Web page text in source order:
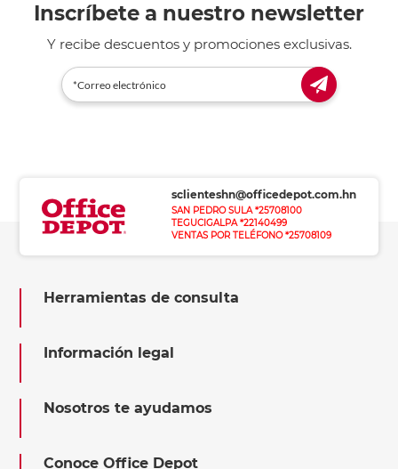
Inscríbete a nuestro newsletter
Y recibe descuentos y promociones exclusivas.
sclienteshn@officedepot.com.hn
SAN PEDRO SULA *25708100
TEGUCIGALPA *22140499
VENTAS POR TELÉFONO *25708109
Herramientas de consulta
Información legal
Nosotros te ayudamos
Conoce Office Depot